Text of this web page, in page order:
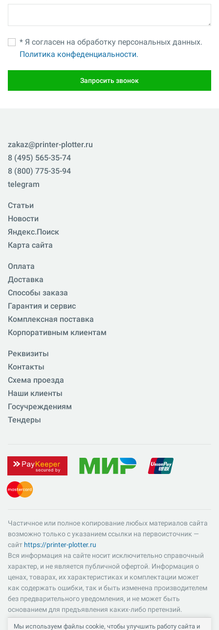
* Я согласен на обработку персональных данных.
Политика конфеденциальности.
Запросить звонок
zakaz@printer-plotter.ru
8 (495) 565-35-74
8 (800) 775-35-94
telegram
Статьи
Новости
Яндекс.Поиск
Карта сайта
Оплата
Доставка
Способы заказа
Гарантия и сервис
Комплексная поставка
Корпоративным клиентам
Реквизиты
Контакты
Схема проезда
Наши клиенты
Госучреждениям
Тендеры
Частичное или полное копирование любых материалов сайта
возможно только с указанием ссылки на первоисточник —
сайт https://printer-plotter.ru
Вся информация на сайте носит исключительно справочный
характер, и не является публичной офертой. Информация о
ценах, товарах, их характеристиках и комплектации может
как содержать ошибки, так и быть изменена производителем
без предварительного уведомления, и не может быть
основанием для предъявления каких-либо претензий.
Пожалуйста, уточняйте существенные для вас характеристики
Мы используем файлы cookie, чтобы улучшить работу сайта и